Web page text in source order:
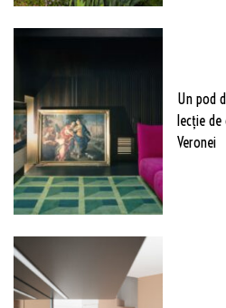
Un pod
lecție
Veronei